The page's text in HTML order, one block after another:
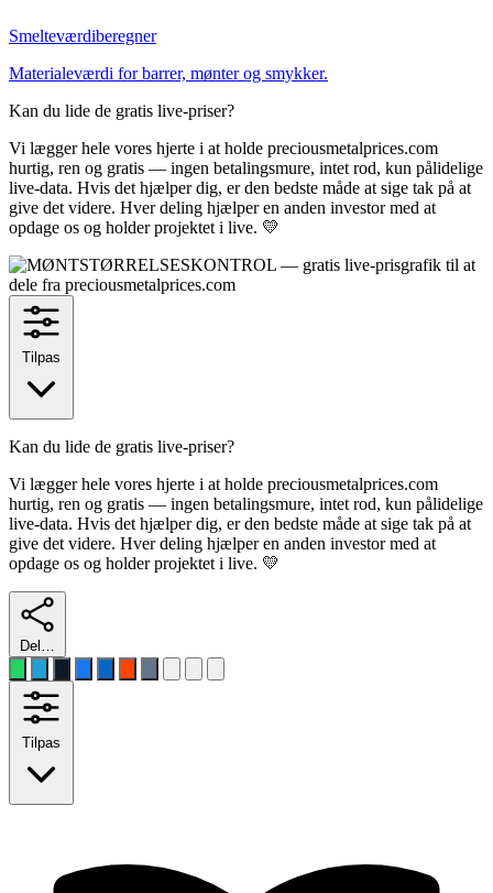
Smelteværdiberegner
Materialeværdi for barrer, mønter og smykker.
Kan du lide de gratis live-priser?
Vi lægger hele vores hjerte i at holde preciousmetalprices.com
hurtig, ren og gratis — ingen betalingsmure, intet rod, kun pålidelige
live-data. Hvis det hjælper dig, er den bedste måde at sige tak på at
give det videre. Hver deling hjælper en anden investor med at
opdage os og holder projektet i live. 💛
Tilpas
Kan du lide de gratis live-priser?
Vi lægger hele vores hjerte i at holde preciousmetalprices.com
hurtig, ren og gratis — ingen betalingsmure, intet rod, kun pålidelige
live-data. Hvis det hjælper dig, er den bedste måde at sige tak på at
give det videre. Hver deling hjælper en anden investor med at
opdage os og holder projektet i live. 💛
Del…
Tilpas